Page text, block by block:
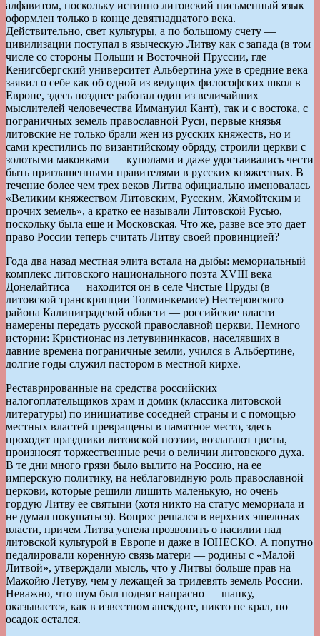
алфавитом, поскольку истинно литовский письменный язык
оформлен только в конце девятнадцатого века.
Действительно, свет культуры, а по большому счету —
цивилизации поступал в языческую Литву как с запада (в том
числе со стороны Польши и Восточной Пруссии, где
Кенигсбергский университет Альбертина уже в средние века
заявил о себе как об одной из ведущих философских школ в
Европе, здесь позднее работал один из величайших
мыслителей человечества Иммануил Кант), так и с востока, с
пограничных земель православной Руси, первые князья
литовские не только брали жен из русских княжеств, но и
сами крестились по византийскому обряду, строили церкви с
золотыми маковками — куполами и даже удостаивались чести
быть приглашенными правителями в русских княжествах. В
течение более чем трех веков Литва официально именовалась
«Великим княжеством Литовским, Русским, Жямойтским и
прочих земель», а кратко ее называли Литовской Русью,
поскольку была еще и Московская. Что же, разве все это дает
право России теперь считать Литву своей провинцией?
Года два назад местная элита встала на дыбы: мемориальный
комплекс литовского национального поэта XVIII века
Донелайтиса — находится он в селе Чистые Пруды (в
литовской транскрипции Толминкемисе) Нестеровского
района Калиниградской области — российские власти
намерены передать русской православной церкви. Немного
истории: Кристионас из летувининкасов, населявших в
давние времена пограничные земли, учился в Альбертине,
долгие годы служил пастором в местной кирхе.
Реставрированные на средства российских
налогоплательщиков храм и домик (классика литовской
литературы) по инициативе соседней страны и с помощью
местных властей превращены в памятное место, здесь
проходят праздники литовской поэзии, возлагают цветы,
произносят торжественные речи о величии литовского духа.
В те дни много грязи было вылито на Россию, на ее
имперскую политику, на неблаговидную роль православной
церкови, которые решили лишить маленькую, но очень
гордую Литву ее святыни (хотя никто на статус мемориала и
не думал покушаться). Вопрос решался в верхних эшелонах
власти, причем Литва успела прозвонить о насилии над
литовской культурой в Европе и даже в ЮНЕСКО. А попутно
педалировали коренную связь матери — родины с «Малой
Литвой», утверждали мысль, что у Литвы больше прав на
Мажойю Летуву, чем у лежащей за тридевять земель России.
Неважно, что шум был поднят напрасно — шапку,
оказывается, как в известном анекдоте, никто не крал, но
осадок остался.